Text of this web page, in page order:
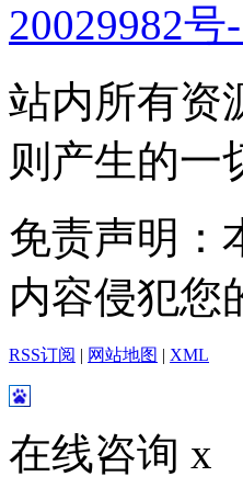
20029982号
站内所有资
则产生的一
免责声明：
内容侵犯您
RSS订阅 | 网站地图 | XML
在线咨询 x